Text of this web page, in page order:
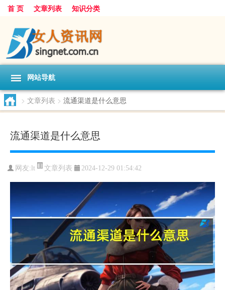
首 页 文章列表 知识分类
网站导航
> 文章列表 > 流通渠道是什么意思
流通渠道是什么意思
网友: lt 文章列表 2024-12-29 01:54:42